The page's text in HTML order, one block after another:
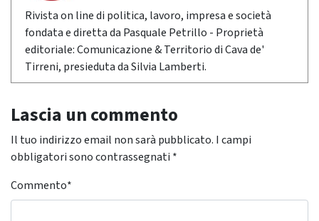
Rivista on line di politica, lavoro, impresa e società
fondata e diretta da Pasquale Petrillo - Proprietà
editoriale: Comunicazione & Territorio di Cava de'
Tirreni, presieduta da Silvia Lamberti.
Lascia un commento
Il tuo indirizzo email non sarà pubblicato. I campi
obbligatori sono contrassegnati *
Commento*